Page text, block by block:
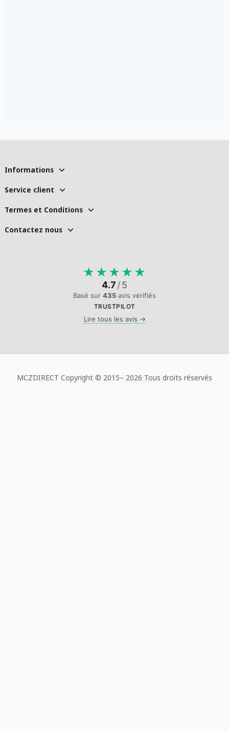
Informations
Service client
Termes et Conditions
Contactez nous
★ ★ ★ ★ ★
4.7/5
Basé sur 435 avis vérifiés
TRUSTPILOT
Lire tous les avis →
MCZDIRECT Copyright © 2015– 2026 Tous droits réservés